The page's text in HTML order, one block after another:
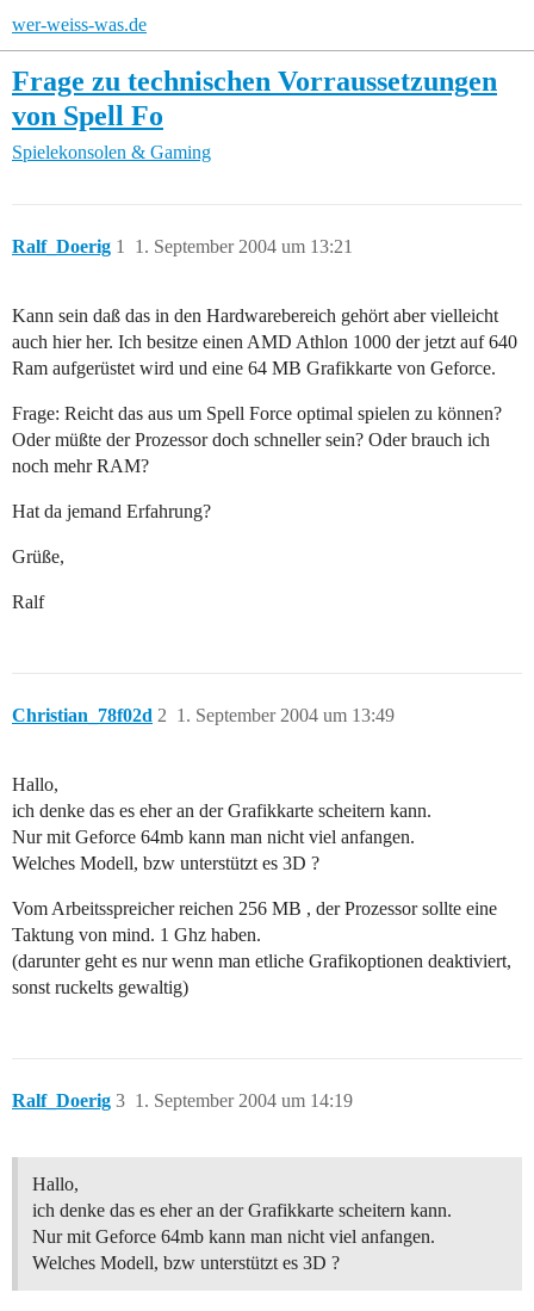
wer-weiss-was.de
Frage zu technischen Vorraussetzungen
von Spell Fo
Spielekonsolen & Gaming
Ralf_Doerig 1. September 2004 um 13:21
1
Kann sein daß das in den Hardwarebereich gehört aber vielleicht
auch hier her. Ich besitze einen AMD Athlon 1000 der jetzt auf 640
Ram aufgerüstet wird und eine 64 MB Grafikkarte von Geforce.
Frage: Reicht das aus um Spell Force optimal spielen zu können?
Oder müßte der Prozessor doch schneller sein? Oder brauch ich
noch mehr RAM?
Hat da jemand Erfahrung?
Grüße,
Ralf
Christian_78f02d 1. September 2004 um 13:49
2
Hallo,
ich denke das es eher an der Grafikkarte scheitern kann.
Nur mit Geforce 64mb kann man nicht viel anfangen.
Welches Modell, bzw unterstützt es 3D ?
Vom Arbeitsspreicher reichen 256 MB , der Prozessor sollte eine
Taktung von mind. 1 Ghz haben.
(darunter geht es nur wenn man etliche Grafikoptionen deaktiviert,
sonst ruckelts gewaltig)
Ralf_Doerig 1. September 2004 um 14:19
3
Hallo,
ich denke das es eher an der Grafikkarte scheitern kann.
Nur mit Geforce 64mb kann man nicht viel anfangen.
Welches Modell, bzw unterstützt es 3D ?